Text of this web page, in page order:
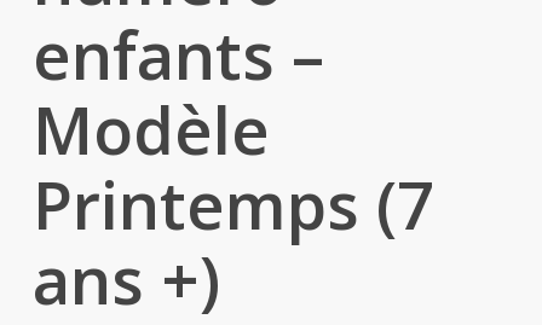
enfants –
Modèle
Printemps (7
ans +)